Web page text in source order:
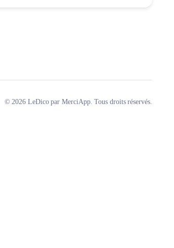
© 2026 LeDico par MerciApp. Tous droits réservés.